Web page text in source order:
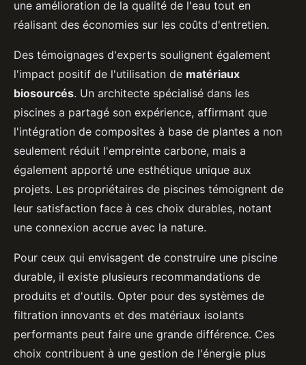
une amélioration de la qualité de l'eau tout en
réalisant des économies sur les coûts d'entretien.
Des témoignages d'experts soulignent également
l'impact positif de l'utilisation de matériaux
biosourcés. Un architecte spécialisé dans les
piscines a partagé son expérience, affirmant que
l'intégration de composites à base de plantes a non
seulement réduit l'empreinte carbone, mais a
également apporté une esthétique unique aux
projets. Les propriétaires de piscines témoignent de
leur satisfaction face à ces choix durables, notant
une connexion accrue avec la nature.
Pour ceux qui envisagent de construire une piscine
durable, il existe plusieurs recommandations de
produits et d'outils. Opter pour des systèmes de
filtration innovants et des matériaux isolants
performants peut faire une grande différence. Ces
choix contribuent à une gestion de l'énergie plus